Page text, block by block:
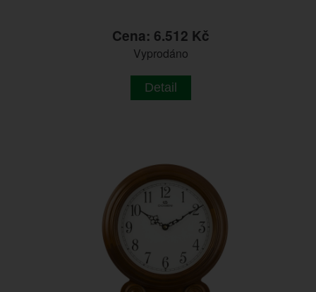
Cena: 6.512 Kč
Vyprodáno
Detail